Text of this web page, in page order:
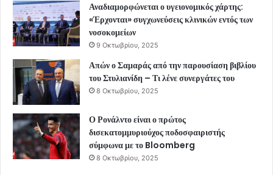
Αναδιαμορφώνεται ο υγειονομικός χάρτης:
«Έρχονται» συγχωνεύσεις κλινικών εντός των
νοσοκομείων
9 Οκτωβρίου, 2025
Απών ο Σαμαράς από την παρουσίαση βιβλίου
του Στυλιανίδη – Τι λένε συνεργάτες του
8 Οκτωβρίου, 2025
Ο Ρονάλντο είναι ο πρώτος
δισεκατομμυριούχος ποδοσφαιριστής
σύμφωνα με το Bloomberg
8 Οκτωβρίου, 2025